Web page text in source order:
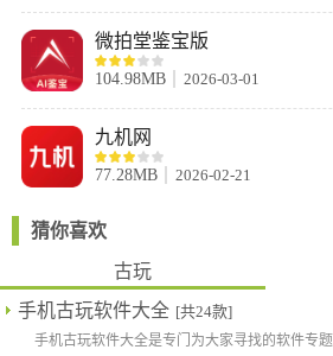
软件功能
拍卖区：专场拍卖，古玩、文玩、配饰、
有偿鉴定：华夏捡漏拥有自己的专家鉴定
定手中藏品真假的同时学到更多的古玩知识
排行榜：华夏捡漏排行榜，想成为华夏名
脚；
优选精品：人工推荐精品，方便筛选优质宝
好店推荐：根据卖家的服务态度以及卖家
荐，值得信赖；
活动专题：华夏捡漏热门活动展示；
微拍堂鉴宝版
104.98MB 2026-03-01
九机网
77.28MB 2026-02-21
猜你喜欢
古玩
手机古玩软件大全 [共24款]
手机古玩软件大全是专门为大家寻找的软件专